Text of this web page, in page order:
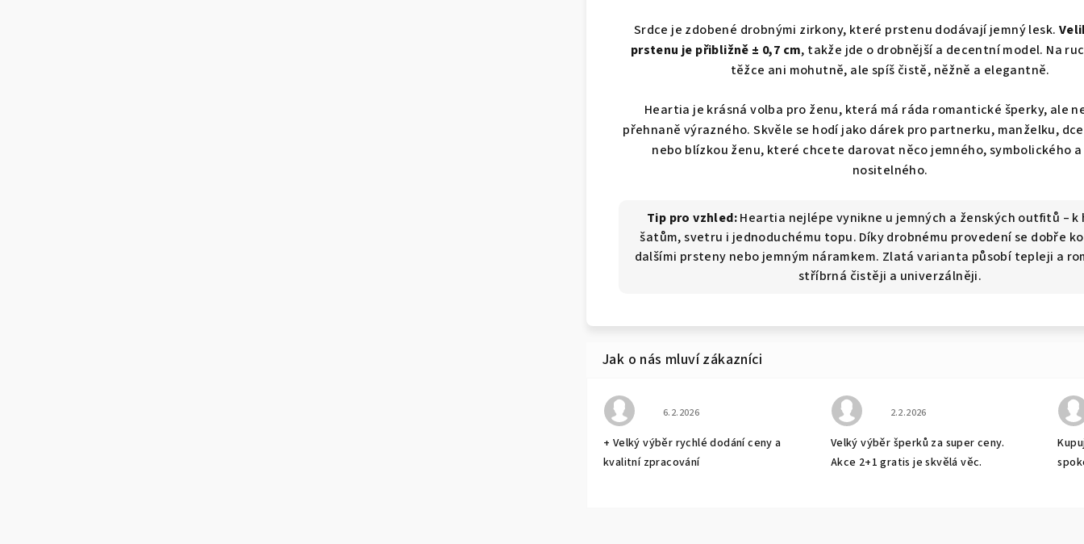
Srdce je zdobené drobnými zirkony, které prstenu dodávají jemný lesk.
prstenu je přibližně ± 0,7 cm, takže jde o drobnější a decentní model. Na
těžce ani mohutně, ale spíš čistě, něžně a elegantně.
Heartia je krásná volba pro ženu, která má ráda romantické šperky, ale
přehnaně výrazného. Skvěle se hodí jako dárek pro partnerku, manželku,
nebo blízkou ženu, které chcete darovat něco jemného, symbolického
nositelného.
Tip pro vzhled:Heartia nejlépe vynikne u jemných a ženských outfitů – k
šatům, svetru i jednoduchému topu. Díky drobnému provedení se dobře
dalšími prsteny nebo jemným náramkem. Zlatá varianta působí tepleji a
stříbrná čistěji a univerzálněji.
Hodnocení obchodu je 5 z 5 hvězdiček.
6.2.2026
+ Velký výběr rychlé dodání ceny a
kvalitní zpracování
Hodnocení obchodu je 5 z 5
2.2.2026
Velký výběr šperků za super ceny.
Akce 2+1 gratis je skvělá věc.